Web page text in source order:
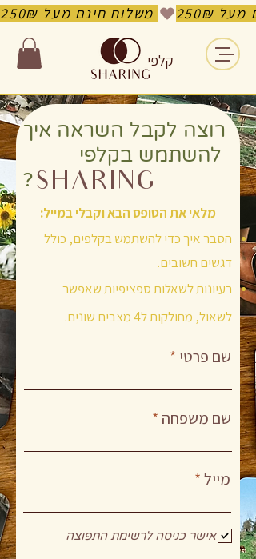
קלפי
רוצה לקבל השראה איך
להשתמש בקלפי
?
SHARING
מלאי את הטופס הבא וקבלי במייל:
הסבר איך כדי להשתמש בקלפים, כולל
דגשים חשובים.
רעיונות לשאלות ספציפיות שאפשר
לשאול, מחולקות ל4 מצבים שונים.
שם פרטי
שם משפחה
מייל
אישר כניסה לרשימת התפוצה